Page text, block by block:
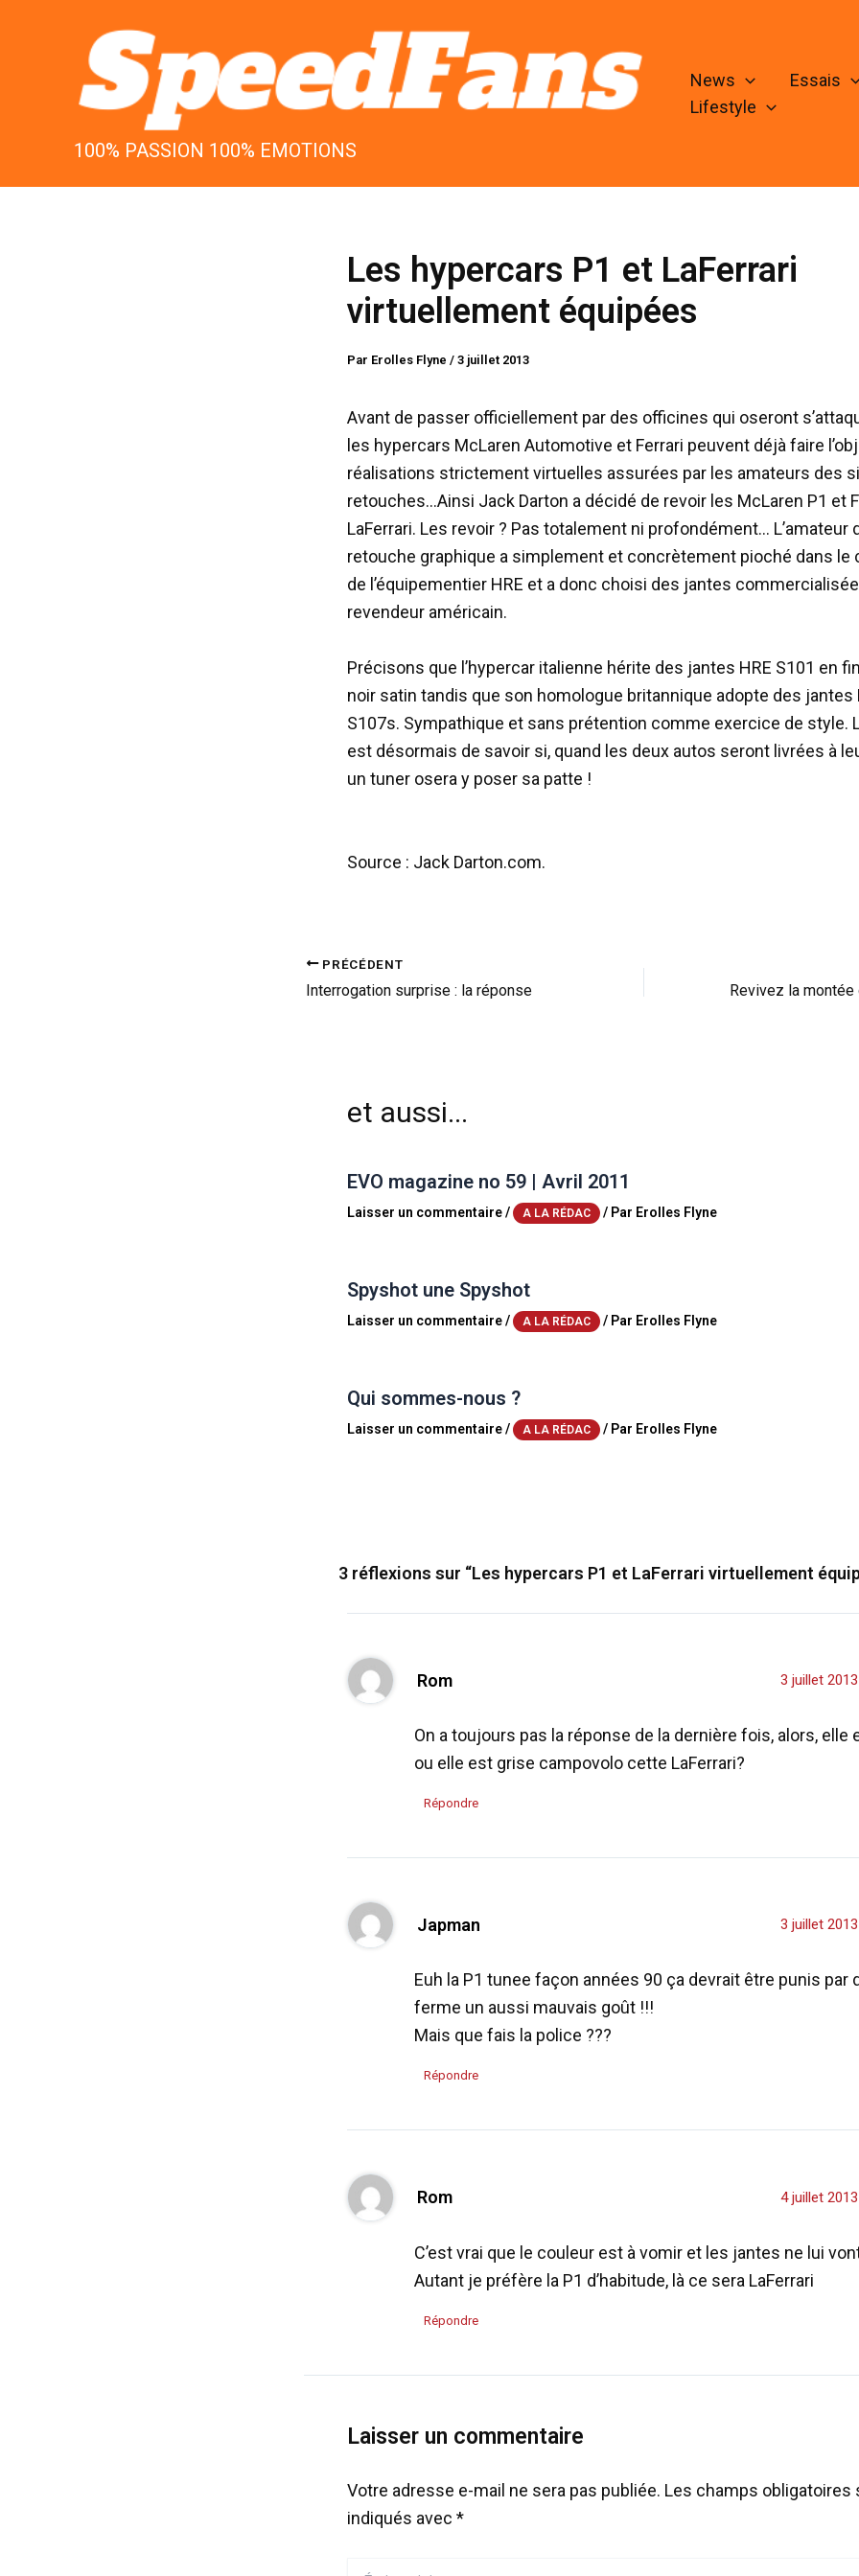
100% PASSION 100% EMOTIONS
News Essais
Lifestyle
Les hypercars P1 et LaFerrari
virtuellement équipées
Par Erolles Flyne / 3 juillet 2013
Avant de passer officiellement par des officines qui oseront
les hypercars McLaren Automotive et Ferrari peuvent déjà faire
réalisations strictement virtuelles assurées par les amateurs des
retouches…Ainsi Jack Darton a décidé de revoir les McLaren P1 et
LaFerrari. Les revoir ? Pas totalement ni profondément… L’amateur
retouche graphique a simplement et concrètement pioché dans le
de l’équipementier HRE et a donc choisi des jantes
revendeur américain.
Précisons que l’hypercar italienne hérite des jantes HRE S101 en
noir satin tandis que son homologue britannique adopte des jantes
S107s. Sympathique et sans prétention comme exercice de style.
est désormais de savoir si, quand les deux autos seront livrées à
un tuner osera y poser sa patte !
Source : Jack Darton.com.
PRÉCÉDENT
Interrogation surprise : la réponse
et aussi...
EVO magazine no 59 | Avril 2011
Laisser un commentaire/ A LA RÉDAC / Par Erolles Flyne
Spyshot une Spyshot
Laisser un commentaire/ A LA RÉDAC / Par Erolles Flyne
Qui sommes-nous ?
Laisser un commentaire/ A LA RÉDAC / Par Erolles Flyne
3 réflexions sur “Les hypercars P1 et LaFerrari virtuellement
Rom 3 juillet
On a toujours pas la réponse de la dernière fois, alors, elle
ou elle est grise campovolo cette LaFerrari?
Répondre
Japman 3 juillet
Euh la P1 tunee façon années 90 ça devrait être punis par
ferme un aussi mauvais goût !!!
Mais que fais la police ???
Répondre
Rom 4 juillet
C’est vrai que le couleur est à vomir et les jantes ne lui
Autant je préfère la P1 d’habitude, là ce sera LaFerrari
Répondre
Laisser un commentaire
Votre adresse e-mail ne sera pas publiée. Les champs obligatoires
indiqués avec *